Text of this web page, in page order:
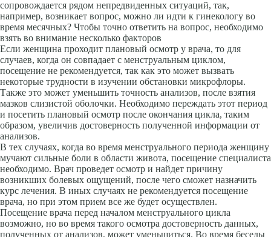
сопровождается рядом непредвиденных ситуаций, так,
например, возникает вопрос, можно ли идти к гинекологу во
время месячных? Чтобы точно ответить на вопрос, необходимо
взять во внимание несколько факторов
Если женщина проходит плановый осмотр у врача, то для
случаев, когда он совпадает с менструальным циклом,
посещение не рекомендуется, так как это может вызвать
некоторые трудности в изучении обстановки микрофлоры.
Также это может уменьшить точность анализов, после взятия
мазков слизистой оболочки. Необходимо переждать этот период
и посетить плановый осмотр после окончания цикла, таким
образом, увеличив достоверность полученной информации от
анализов.
В тех случаях, когда во время менструального периода женщину
мучают сильные боли в области живота, посещение специалиста
необходимо. Врач проведет осмотр и найдет причину
возникших болевых ощущений, после чего сможет назначить
курс лечения. В иных случаях не рекомендуется посещение
врача, но при этом прием все же будет осуществлен.
Посещение врача перед началом менструального цикла
возможно, но во время такого осмотра достоверность данных,
полученных от анализов, может уменьшиться. Во время беседы